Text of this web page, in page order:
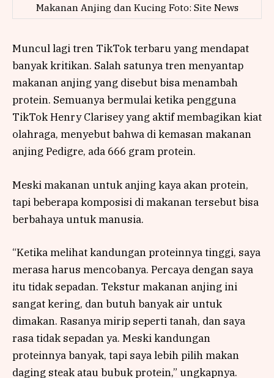
Makanan Anjing dan Kucing Foto: Site News
Muncul lagi tren TikTok terbaru yang mendapat
banyak kritikan. Salah satunya tren menyantap
makanan anjing yang disebut bisa menambah
protein. Semuanya bermulai ketika pengguna
TikTok Henry Clarisey yang aktif membagikan kiat
olahraga, menyebut bahwa di kemasan makanan
anjing Pedigre, ada 666 gram protein.
Meski makanan untuk anjing kaya akan protein,
tapi beberapa komposisi di makanan tersebut bisa
berbahaya untuk manusia.
“Ketika melihat kandungan proteinnya tinggi, saya
merasa harus mencobanya. Percaya dengan saya
itu tidak sepadan. Tekstur makanan anjing ini
sangat kering, dan butuh banyak air untuk
dimakan. Rasanya mirip seperti tanah, dan saya
rasa tidak sepadan ya. Meski kandungan
proteinnya banyak, tapi saya lebih pilih makan
daging steak atau bubuk protein,” ungkapnya.